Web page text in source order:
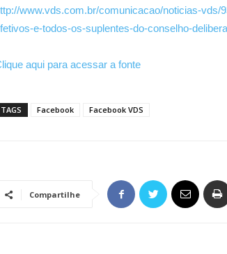
www.vds.com.br/comunicacao/noticias-
e-todos-os-suplentes-do-conselho-
aqui para acessar a fonte
TAGS Facebook Facebook VDS
Compartilhe